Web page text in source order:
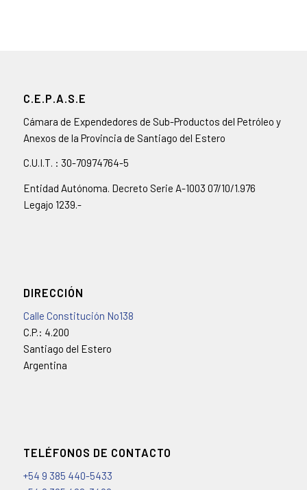
C.E.P.A.S.E
Cámara de Expendedores de Sub-Productos del Petróleo y
Anexos de la Provincia de Santiago del Estero
C.U.I.T. : 30-70974764-5
Entidad Autónoma. Decreto Serie A-1003 07/10/1.976
Legajo 1239.-
DIRECCIÓN
Calle Constitución No138
C.P.: 4.200
Santiago del Estero
Argentina
TELÉFONOS DE CONTACTO
+54 9 385 440-5433